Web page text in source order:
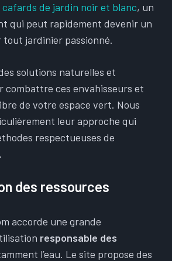
cafards de jardin noir et blanc, un
qui peut rapidement devenir un
jardinier passionné.
solutions naturelles et
combattre ces envahisseurs et
de votre espace vert. Nous
leur approche qui
respectueuses de
des ressources
accorde une grande
responsable des
l’eau. Le site propose des